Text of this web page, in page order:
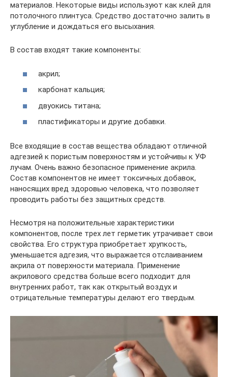
материалов. Некоторые виды используют как клей для
потолочного плинтуса. Средство достаточно залить в
углубление и дождаться его высыхания.
В состав входят такие компоненты:
акрил;
карбонат кальция;
двуокись титана;
пластификаторы и другие добавки.
Все входящие в состав вещества обладают отличной
адгезией к пористым поверхностям и устойчивы к УФ
лучам. Очень важно безопасное применение акрила.
Состав компонентов не имеет токсичных добавок,
наносящих вред здоровью человека, что позволяет
проводить работы без защитных средств.
Несмотря на положительные характеристики
компонентов, после трех лет герметик утрачивает свои
свойства. Его структура приобретает хрупкость,
уменьшается адгезия, что выражается отслаиванием
акрила от поверхности материала. Применение
акрилового средства больше всего подходит для
внутренних работ, так как открытый воздух и
отрицательные температуры делают его твердым.